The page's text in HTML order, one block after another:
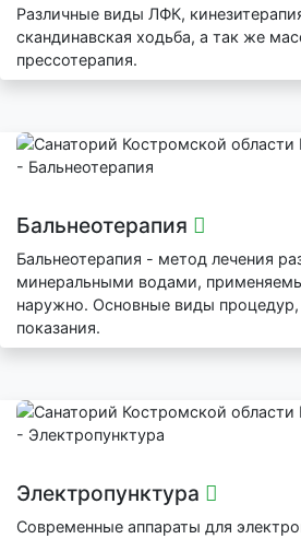
Различные виды ЛФК,
скандинавская ходьба, а так же
прессотерапия.
Бальнеотерапия
Бальнеотерапия - метод лечения
минеральными водами,
наружно. Основные виды процедур,
показания.
Электропунктура
Современные аппараты для